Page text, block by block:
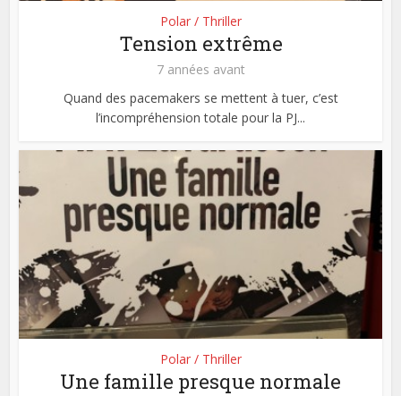
Polar / Thriller
Tension extrême
7 années avant
Quand des pacemakers se mettent à tuer, c’est
l’incompréhension totale pour la PJ...
Polar / Thriller
Une famille presque normale